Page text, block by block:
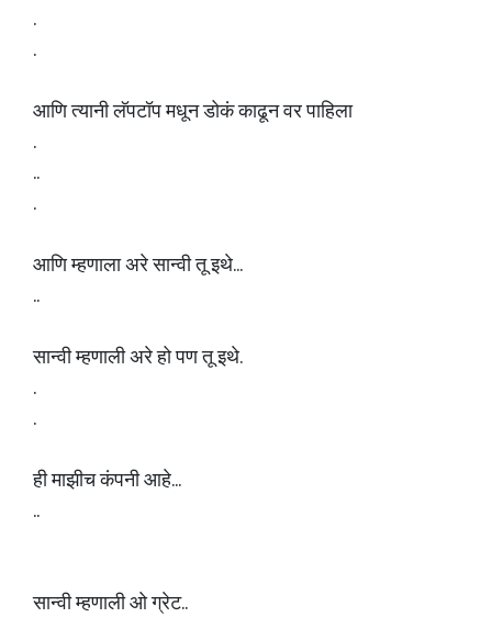
.
.
आणि त्यानी लॅपटॉप मधून डोकं काढून वर पाहिला
.
..
.
आणि म्हणाला अरे सान्वी तू इथे...
..
सान्वी म्हणाली अरे हो पण तू इथे.
.
.
ही माझीच कंपनी आहे...
..
सान्वी म्हणाली ओ ग्रेट..